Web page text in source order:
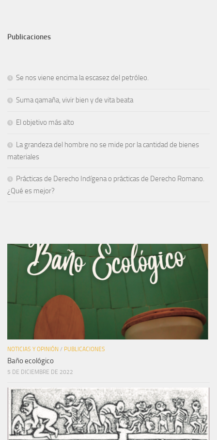
Publicaciones
Se nos viene encima la escasez del petróleo.
Suma qamaña, vivir bien y de vita beata
El objetivo más alto
La grandeza del hombre no se mide por la cantidad de bienes
materiales
Prácticas de Derecho Indígena o prácticas de Derecho Romano.
¿Qué es mejor?
NOTICIAS Y OPINIÓN / PUBLICACIONES
Baño ecológico
5 DE DICIEMBRE DE 2022